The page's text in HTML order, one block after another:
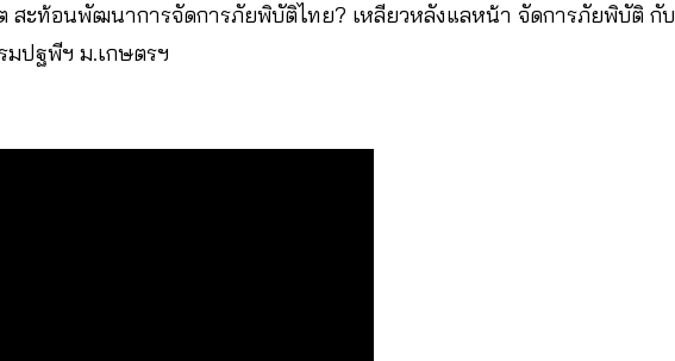
สะท้อนพัฒนาการจัดการภัยพิบัติไทย? เหลียวหลังแลหน้า จัดการภัยพิบัติ กับ
ปฐพีฯ ม.เกษตรฯ